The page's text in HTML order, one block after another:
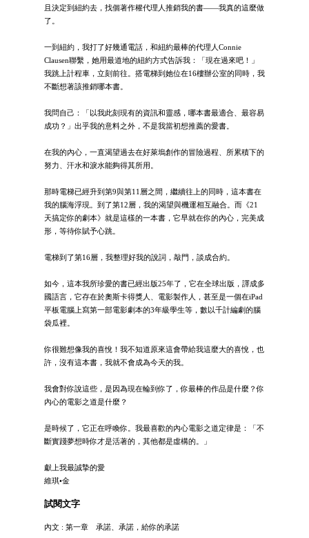
且決定到紐約去，找個著作權代理人推銷我的書——我真的這麼做
了。
一到紐約，我打了好幾通電話，和紐約最棒的代理人Connie
Clausen聯繫，她用最道地的紐約方式告訴我：「現在過來吧！」
我跳上計程車，立刻前往。搭電梯到她位在16樓辦公室的同時，我
不斷想著該推銷哪本書。
我問自己：「以我此刻現有的資訊和靈感，哪本書最適合、最容易
成功？」出乎我的意料之外，不是我當初想推薦的愛書。
在我的內心，一直渴望過去在好萊塢創作的冒險過程、所累積下的
努力、汗水和淚水能夠得其所用。
那時電梯已經升到第9與第11層之間，繼續往上的同時，這本書在
我的腦海浮現。到了第12層，我的渴望與機運相互融合。而《21
天搞定你的劇本》就是這樣的一本書，它早就在你的內心，完美成
形，等待你賦予心跳。
電梯到了第16層，我整理好我的說詞，敲門，談成合約。
如今，這本我所珍愛的書已經出版25年了，它在全球出版，譯成多
國語言，它存在於奧斯卡得獎人、電影製作人，甚至是一個在iPad
平板電腦上寫第一部電影劇本的3年級學生等，數以千計編劇的腦
袋瓜裡。
你很難想像我的喜悅！我不知道原來這會帶給我這麼大的喜悅，也
許，沒有這本書，我就不會成為今天的我。
我會對你說這些，是因為現在輪到你了，你最棒的作品是什麼？你
內心的電影之道是什麼？
是時候了，它正在呼喚你。我最喜歡的內心電影之道定律是：「不
斷實踐夢想時你才是活著的，其他都是虛構的。」
獻上我最誠摯的愛
維琪•金
試閱文字
內文 : 第一章 承諾、承諾，給你的承諾